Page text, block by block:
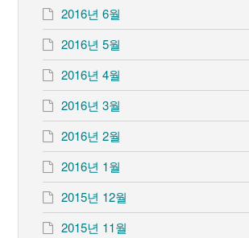
2016년 6월
2016년 5월
2016년 4월
2016년 3월
2016년 2월
2016년 1월
2015년 12월
2015년 11월